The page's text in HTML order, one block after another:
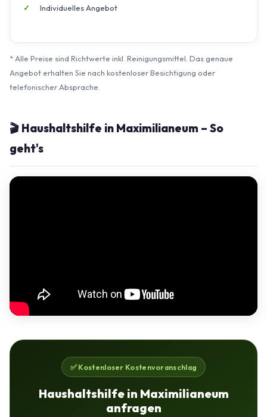
Individuelles Angebot
* Alle Preise sind Richtwerte inkl. Reinigungsmittel. Das genaue
Angebot erhalten Sie nach kostenloser Besichtigung oder
telefonischer Absprache.
🎬 Haushaltshilfe in Maximilianeum – So
geht's
✅ Kostenloser Kostenvoranschlag
Haushaltshilfe in Maximilianeum
anfragen